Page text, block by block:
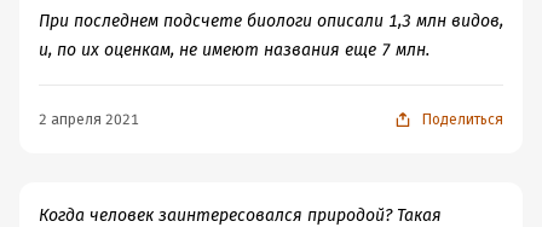
При последнем подсчете биологи описали 1,3 млн видов,
и, по их оценкам, не имеют названия еще 7 млн.
2 апреля 2021 Поделиться
Когда человек заинтересовался природой? Такая